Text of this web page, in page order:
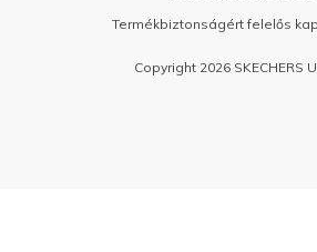
Termékbiztonságért felelős
Copyright 2026 SKECHERS